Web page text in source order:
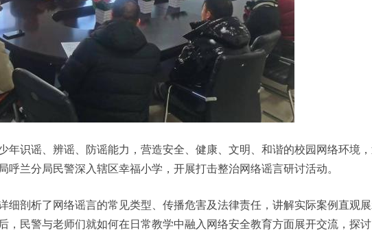
年识谣、辨谣、防谣能力，营造安全、健康、文明、和谐的校园网络环境
呼兰分局民警深入辖区幸福小学，开展打击整治网络谣言研讨活动。
细剖析了网络谣言的常见类型、传播危害及法律责任，讲解实际案例直观
，民警与老师们就如何在日常教学中融入网络安全教育方面展开交流，探